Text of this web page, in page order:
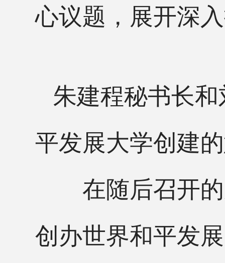
心议题，展开深
朱建程秘书长
平发展大学创建
在随后召开的
创办世界和平发